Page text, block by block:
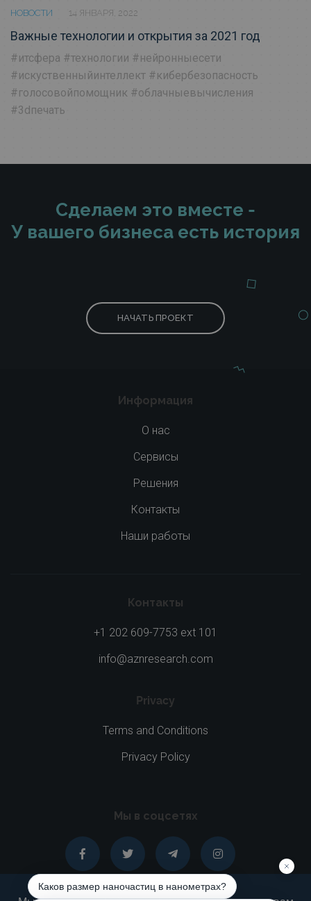
НОВОСТИ 14 ЯНВАРЯ, 2022
Важные технологии и открытия за 2021 год
#итсфера #технологии #нейронныесети
#искуственныйинтеллект #кибербезопасность
#голосовойпомощник #облачныевычисления
#3dпечать
Сделаем это вместе -
У вашего бизнеса есть история
НАЧАТЬ ПРОЕКТ
Мы в соцсетях
Информация
О нас
Сервисы
Решения
Контакты
Наши работы
Контакты
+1 202 609-7753 ext 101
info@aznresearch.com
Privacy
Terms and Conditions
Privacy Policy